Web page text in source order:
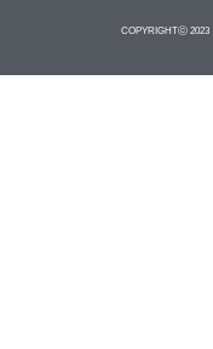
COPYRIGHTⓒ 2023